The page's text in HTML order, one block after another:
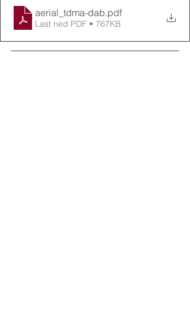
aerial_tdma-dab.pdf
Last ned PDF • 767KB